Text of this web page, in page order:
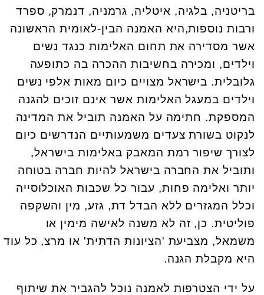
בריטניה, בלגיה, איטליה, גרמניה, דנמרק, ספרד
ורבות נוספות,היא האמנה הבין-לאומית הראשונה
אשר מסדירה את תחום האלימות כנגד נשים
וילדים, ומכירה בחשיבות ההכרה בה כתופעה
גלובלית. בישראל מצויים כיום מאות אלפי נשים
וילדים במעגל האלימות אשר אינם זוכים להגנה
המספקת. חתימה על האמנה תוביל את המדינה
לנקוט בשורת צעדים משמעותיים הנדרשים כיום
לצורך שיפור רמת המאבק באלימות בישראל,
ותוביל את החברה בישראל להיות חברה בטוחה
יותר ואלימה פחות, עבור כל שכבות האוכלוסייה
וכלל המגזרים ללא הבדל דת, גזע, מין והשקפה
פוליטית. כן, זה לא משנה לאישה מימין או
משמאל, מצביעת 'הציונות הדתית' או מרצ, כל עוד
היא מקבלת הגנה.
על ידי הצטרפות לאמנה נוכל להגביר את שיתוף